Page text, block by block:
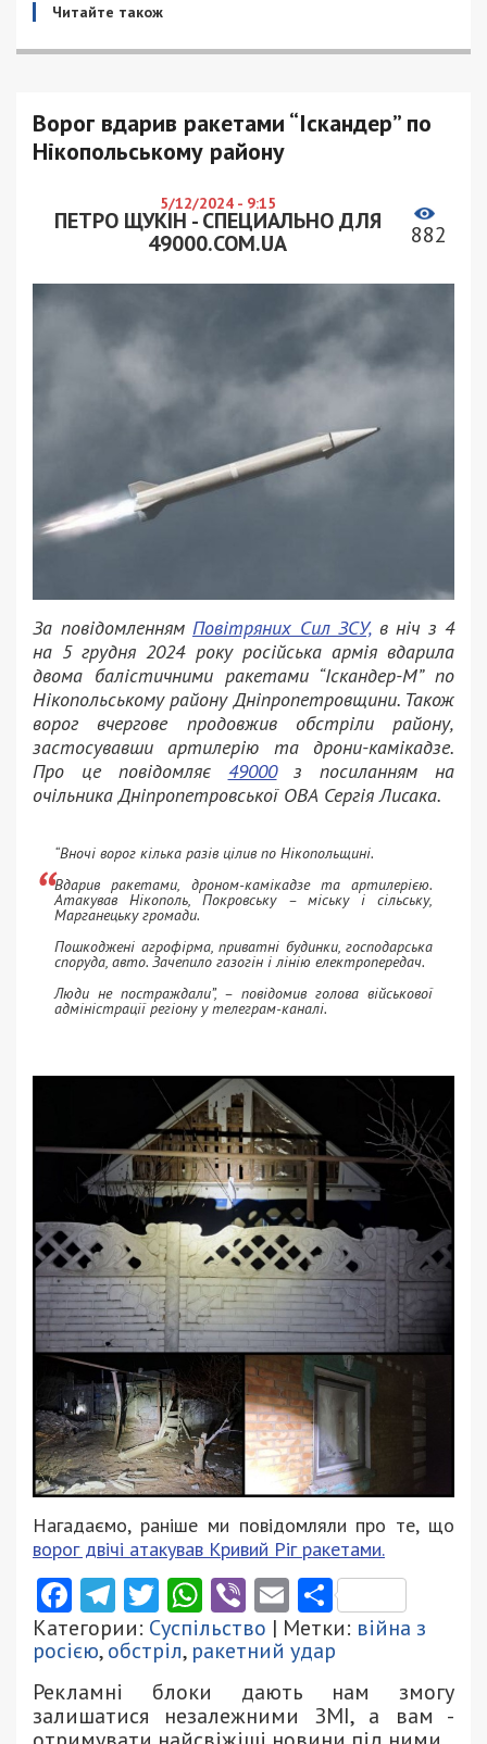
Читайте також
Ворог вдарив ракетами “Іскандер” по
Нікопольському району
5/12/2024 - 9:15
ПЕТРО ЩУКІН - СПЕЦИАЛЬНО ДЛЯ
49000.COM.UA
882
За повідомленням Повітряних Сил ЗСУ,в ніч з 4
на 5 грудня 2024 року російська армія вдарила
двома балістичними ракетами “Іскандер-М” по
Нікопольському району Дніпропетровщини. Також
ворог вчергове продовжив обстріли району,
застосувавши артилерію та дрони-камікадзе.
Про це повідомляє 49000з посиланням на
очільника Дніпропетровської ОВА Сергія Лисака.
“Вночі ворог кілька разів цілив по Нікопольщині.
Вдарив ракетами, дроном-камікадзе та артилерією.
Атакував Нікополь, Покровську – міську і сільську,
Марганецьку громади.
Пошкоджені агрофірма, приватні будинки, господарська
споруда, авто. Зачепило газогін і лінію електропередач.
Люди не постраждали”, – повідомив голова військової
адміністрації регіону у телеграм-каналі.
Нагадаємо, раніше ми повідомляли про те, що
ворог двічі атакував Кривий Ріг ракетами.
Facebook
Telegram
Twitter
WhatsApp
ViberEmail
Категории: Суспільство | Метки: війна з
росією,обстріл, ракетний удар
Рекламні блоки дають нам змогу
залишатися незалежними ЗМІ, а вам -